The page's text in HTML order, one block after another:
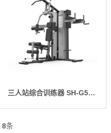
三人站综合训练器 SH-G5203
8条